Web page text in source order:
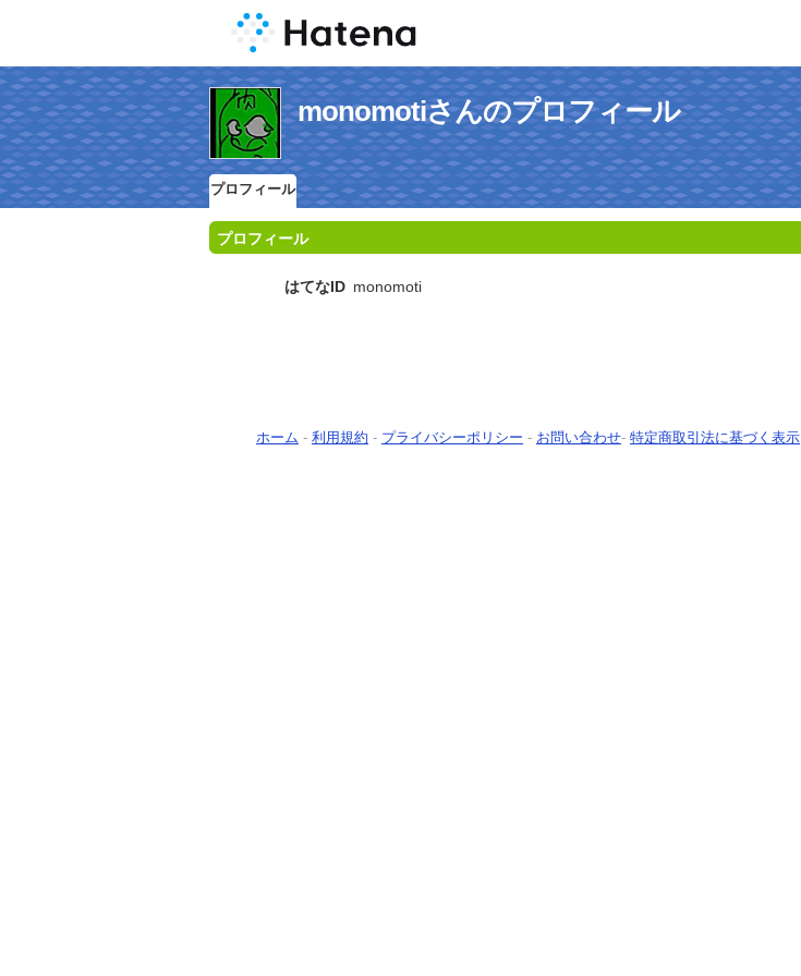
monomotiさんのプロフィール
プロフィール
プロフィール
はてなID monomoti
ホーム - 利用規約 - プライバシーポリシー - お問い合わせ- 特定商取引法に基づく表示